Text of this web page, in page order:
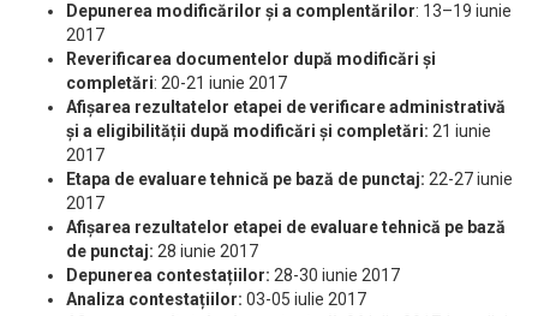
Depunerea modificărilor și a complentărilor: 13–19 iunie
2017
Reverificarea documentelor după modificări și
completări: 20-21 iunie 2017
Afișarea rezultatelor etapei de verificare administrativă
și a eligibilității după modificări și completări: 21 iunie
2017
Etapa de evaluare tehnică pe bază de punctaj: 22-27 iunie
2017
Afișarea rezultatelor etapei de evaluare tehnică pe bază
de punctaj: 28 iunie 2017
Depunerea contestațiilor: 28-30 iunie 2017
Analiza contestațiilor: 03-05 iulie 2017